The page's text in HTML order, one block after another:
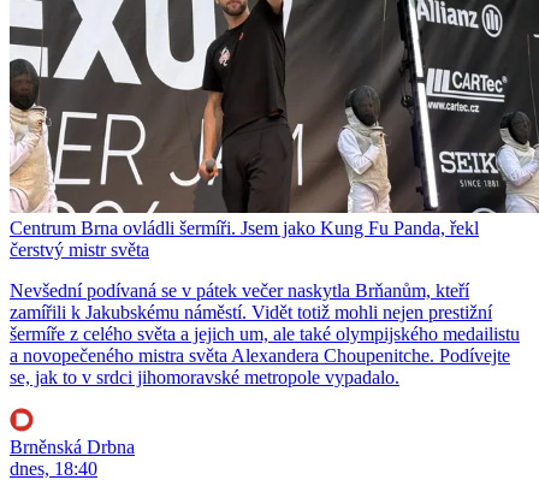
Centrum Brna ovládli šermíři. Jsem jako Kung Fu Panda, řekl
čerstvý mistr světa
Nevšední podívaná se v pátek večer naskytla Brňanům, kteří
zamířili k Jakubskému náměstí. Vidět totiž mohli nejen prestižní
šermíře z celého světa a jejich um, ale také olympijského medailistu
a novopečeného mistra světa Alexandera Choupenitche. Podívejte
se, jak to v srdci jihomoravské metropole vypadalo.
Brněnská Drbna
dnes, 18:40